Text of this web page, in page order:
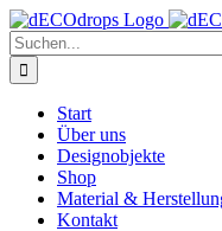
Zum
Inhalt
springen
Suche
nach:
Start
Über uns
Designobjekte
Shop
Material &
Kontakt